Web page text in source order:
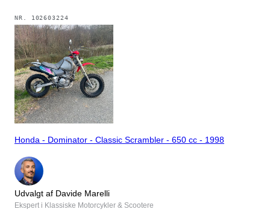
NR. 102603224
Honda - Dominator - Classic Scrambler - 650 cc - 1998
Udvalgt af Davide Marelli
Ekspert i Klassiske Motorcykler & Scootere